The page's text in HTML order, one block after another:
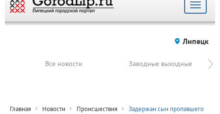
Toggle
Липецк
Все новости Заводные выходные
Главная Новости Происшествия
Задержан сын пропавшего